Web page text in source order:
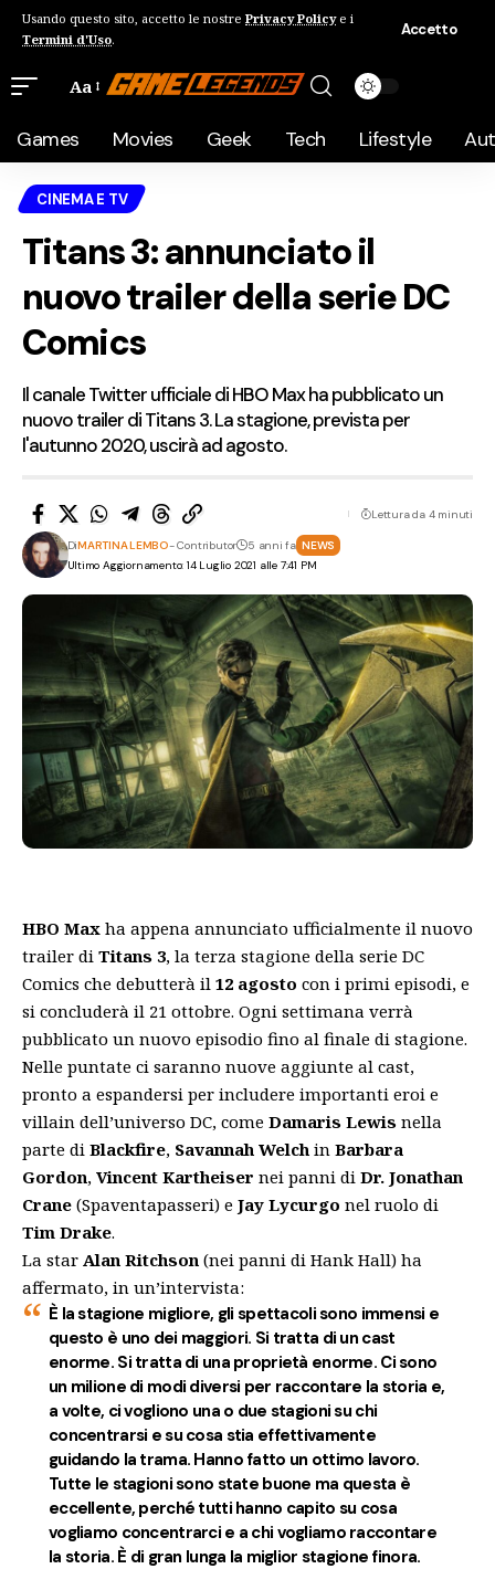
Usando questo sito, accetto le nostre Privacy Policye i
Termini d'Uso.
Accetto
Aa
Games Movies Geek Tech Lifestyle
CINEMA E TV
Titans 3: annunciato il
nuovo trailer della serie DC
Comics
Il canale Twitter ufficiale di HBO Max ha pubblicato un
nuovo trailer di Titans 3. La stagione, prevista per
l'autunno 2020, uscirà ad agosto.
Ultimo Aggiornamento: 14 Luglio 2021 alle 7:41 PM
DiMARTINA LEMBO- Contributor 5 anni fa NEWS
Lettura da 4 minuti
HBO Max ha appena annunciato ufficialmente il nuovo
trailer di Titans 3, la terza stagione della serie DC
Comics che debutterà il 12 agosto con i primi episodi, e
si concluderà il 21 ottobre. Ogni settimana verrà
pubblicato un nuovo episodio fino al finale di stagione.
Nelle puntate ci saranno nuove aggiunte al cast,
pronto a espandersi per includere importanti eroi e
villain dell’universo DC, come Damaris Lewis nella
parte di Blackfire, Savannah Welch in Barbara
Gordon, Vincent Kartheiser nei panni di Dr. Jonathan
Crane (Spaventapasseri) e Jay Lycurgo nel ruolo di
Tim Drake.
La star Alan Ritchson (nei panni di Hank Hall) ha
affermato, in un’intervista:
È la stagione migliore, gli spettacoli sono immensi e
questo è uno dei maggiori. Si tratta di un cast
enorme. Si tratta di una proprietà enorme. Ci sono
un milione di modi diversi per raccontare la storia e,
a volte, ci vogliono una o due stagioni su chi
concentrarsi e su cosa stia effettivamente
guidando la trama. Hanno fatto un ottimo lavoro.
Tutte le stagioni sono state buone ma questa è
eccellente, perché tutti hanno capito su cosa
vogliamo concentrarci e a chi vogliamo raccontare
la storia. È di gran lunga la miglior stagione finora.